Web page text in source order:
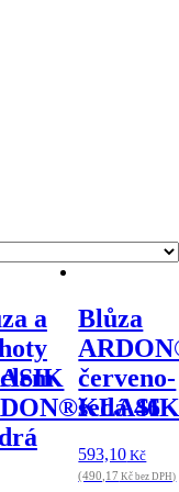
a
Blůza
červeno-
šedá 46
593,10 Kč
(490,17 Kč bez DPH)